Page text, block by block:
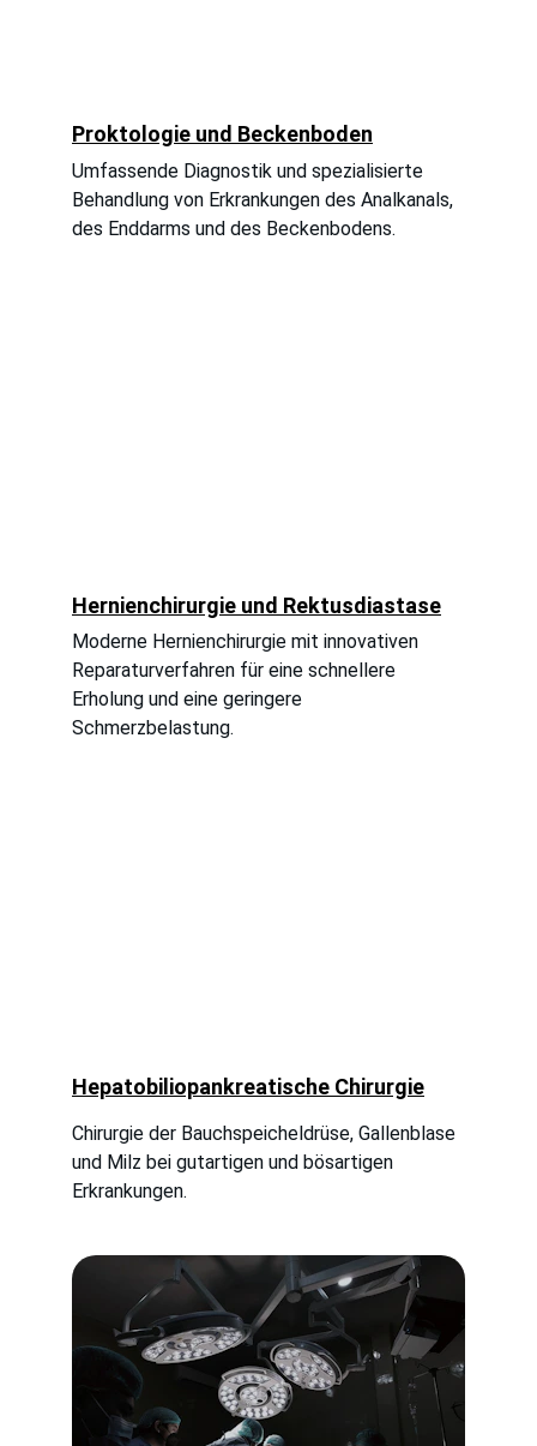
Proktologie und Beckenboden
Chirurgie der Bauchspeicheldrüse, Gallenblase
und Milz bei gutartigen und bösartigen
Erkrankungen.
Hernienchirurgie und Rektusdiastase
Hepatobiliopankreatische Chirurgie
Moderne Hernienchirurgie mit innovativen
Reparaturverfahren für eine schnellere
Erholung und eine geringere
Schmerzbelastung.
Umfassende Diagnostik und spezialisierte
Behandlung von Erkrankungen des Analkanals,
des Enddarms und des Beckenbodens.